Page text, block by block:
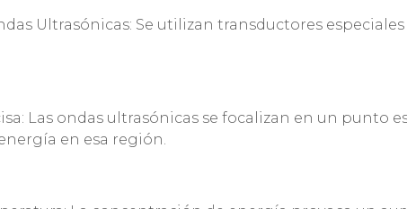
Ultrasónicas: Se utilizan transductores
Las ondas ultrasónicas se focalizan en un punto
en esa región.